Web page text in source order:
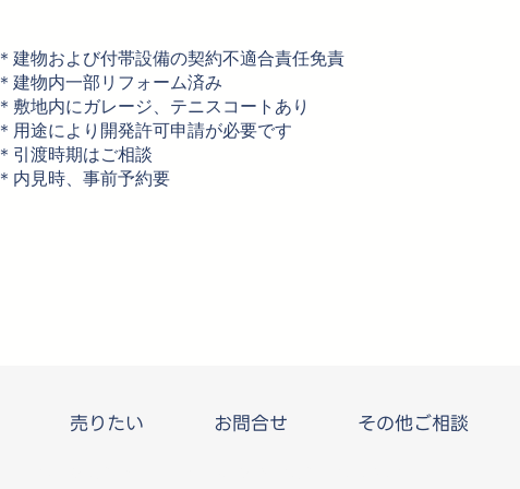
＊建物および付帯設備の契約不適合責任免責
＊建物内一部リフォーム済み
＊敷地内にガレージ、テニスコートあり
＊用途により開発許可申請が必要です
＊引渡時期はご相談
＊内見時、事前予約要
売りたい お問合せ その他ご相談